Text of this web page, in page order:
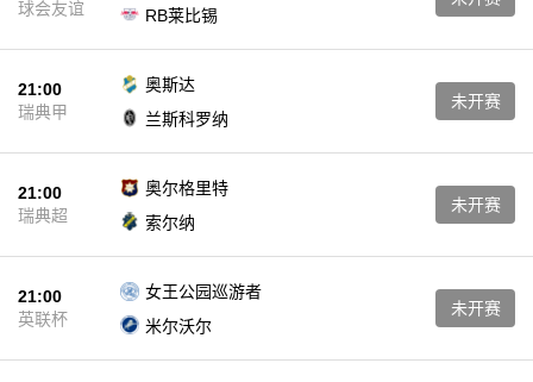
球会友谊 RB莱比锡
21:00
瑞典甲
奥斯达
兰斯科罗纳
未开赛
21:00
瑞典超
奥尔格里特
索尔纳
未开赛
21:00
英联杯
女王公园巡游者
米尔沃尔
未开赛